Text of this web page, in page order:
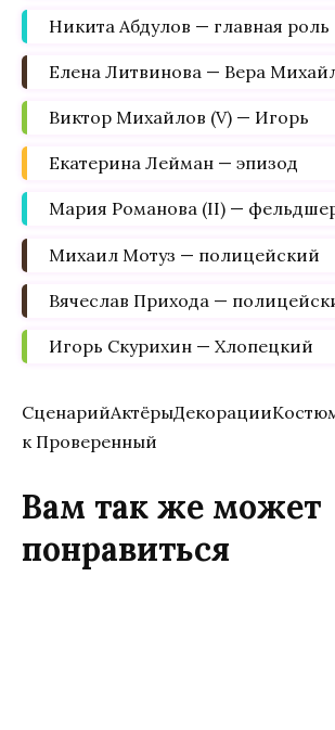
Никита Абдулов — главная роль
Елена Литвинова — Вера
Виктор Михайлов (V) — Игорь
Екатерина Лейман — эпизод
Мария Романова (II) —
Михаил Мотуз — полицейский
Вячеслав Прихода —
Игорь Скурихин — Хлопецкий
к Проверенный
Вам так же может
понравиться